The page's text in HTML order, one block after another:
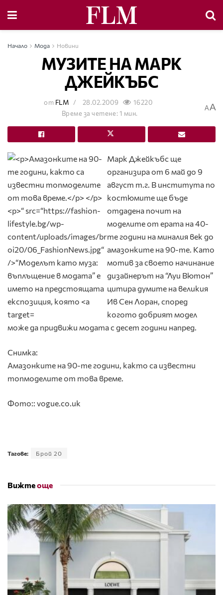
Начало Мода Новини
МУЗИТЕ НА МАРК
ДЖЕЙКЪБС
от FLM 28.02.2009
16220
Време за четене: 1 мин.
AA
Марк Джейкъбс ще
организира от 6 май до 9
август т.г. В института по
костюмите ще бъде
отдадена почит на
моделите от ерата на 40-
те години на миналия век до
амазонките на 90-те. Като
мотив за своето начинание
дизайнерът на “Луи Вютон”
цитира думите на великия
Ив Сен Лоран, според
когото добрият модел
може да придвижи модата с десет години напред.
Снимка:
Амазонките на 90-те години, както са известни
топмоделите от това време.
Фото:: vogue.co.uk
Тагове: Брой 20
Вижтеоще